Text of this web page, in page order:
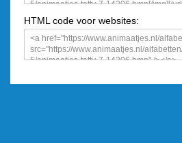
HTML code voor websites: